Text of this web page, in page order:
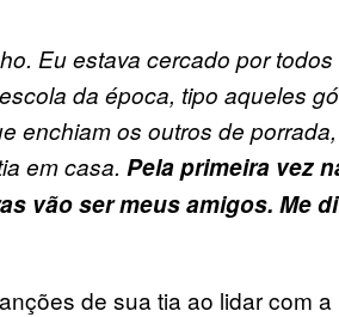
Eu estava cercado por
da época, tipo aqueles
enchiam os outros de
em casa. Pela primeira vez
vão ser meus amigos. Me
de sua tia ao lidar com